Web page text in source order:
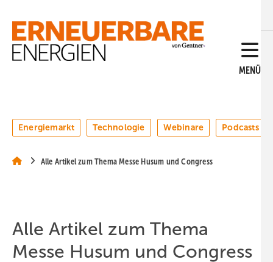
Hauptinhalt
Hauptmenü
SiteSearch
MENÜ
Energiemarkt Technologie Webinare Podcasts
Alle Artikel zum Thema Messe Husum und Congress
Alle Artikel zum Thema
Messe Husum und Congress